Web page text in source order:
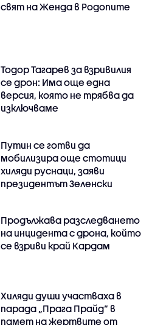
свят на Женда в Родопите
Тодор Тагарев за взривилия
се дрон: Има още една
версия, която не трябва да
изключваме
Путин се готви да
мобилизира още стотици
хиляди руснаци, заяви
президентът Зеленски
Продължава разследването
на инцидента с дрона, който
се взриви край Кардам
Хиляди души участваха в
парада „Прага Прайд“ в
памет на жертвите от